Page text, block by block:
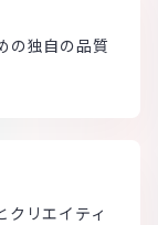
の独自の品質
クリエイティ